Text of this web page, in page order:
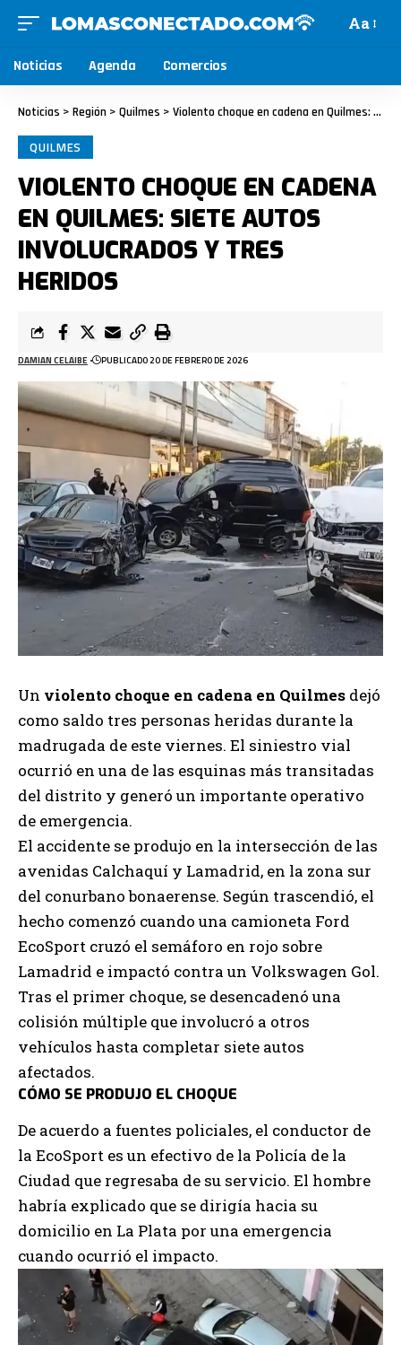
Aa
Noticias Agenda Comercios
Noticias > Región > Quilmes > Violento choque en cadena en Quilmes: siete autos involucrados y tres heridos
QUILMES
VIOLENTO CHOQUE EN CADENA
EN QUILMES: SIETE AUTOS
INVOLUCRADOS Y TRES
HERIDOS
DAMIAN CELAIBE PUBLICADO 20 DE FEBRERO DE 2026
Un violento choque en cadena en Quilmes dejó
como saldo tres personas heridas durante la
madrugada de este viernes. El siniestro vial
ocurrió en una de las esquinas más transitadas
del distrito y generó un importante operativo
de emergencia.
El accidente se produjo en la intersección de las
avenidas Calchaquí y Lamadrid, en la zona sur
del conurbano bonaerense. Según trascendió, el
hecho comenzó cuando una camioneta Ford
EcoSport cruzó el semáforo en rojo sobre
Lamadrid e impactó contra un Volkswagen Gol.
Tras el primer choque, se desencadenó una
colisión múltiple que involucró a otros
vehículos hasta completar siete autos
afectados.
CÓMO SE PRODUJO EL CHOQUE
De acuerdo a fuentes policiales, el conductor de
la EcoSport es un efectivo de la Policía de la
Ciudad que regresaba de su servicio. El hombre
habría explicado que se dirigía hacia su
domicilio en La Plata por una emergencia
cuando ocurrió el impacto.